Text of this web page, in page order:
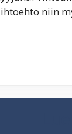
niin